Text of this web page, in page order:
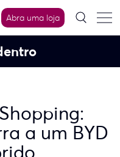
Abra uma loja
a um BYD